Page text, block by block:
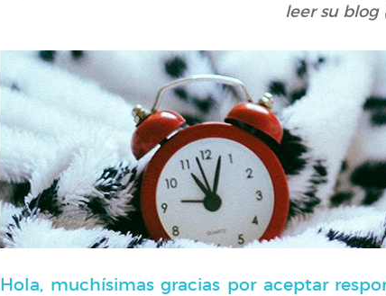
leer su blog
Hola, muchísimas gracias por aceptar